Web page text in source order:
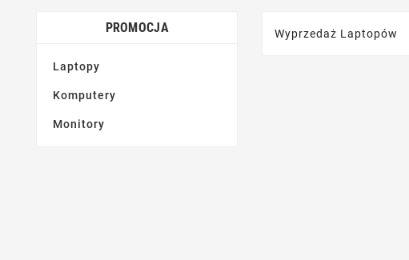
PROMOCJA
Laptopy
Komputery
Monitory
Wyprzedaż Laptopów